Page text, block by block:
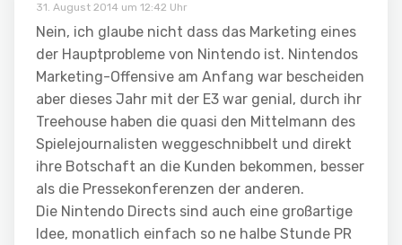
31. August 2014 um 12:42 Uhr
Nein, ich glaube nicht dass das Marketing eines
der Hauptprobleme von Nintendo ist. Nintendos
Marketing-Offensive am Anfang war bescheiden
aber dieses Jahr mit der E3 war genial, durch ihr
Treehouse haben die quasi den Mittelmann des
Spielejournalisten weggeschnibbelt und direkt
ihre Botschaft an die Kunden bekommen, besser
als die Pressekonferenzen der anderen.
Die Nintendo Directs sind auch eine großartige
Idee, monatlich einfach so ne halbe Stunde PR